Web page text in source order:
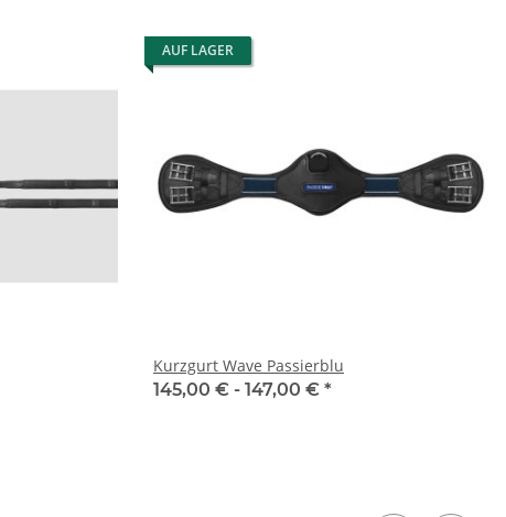
AUF LAGER
Kurzgurt Wave Passierblu
145,00 € - 147,00 € *